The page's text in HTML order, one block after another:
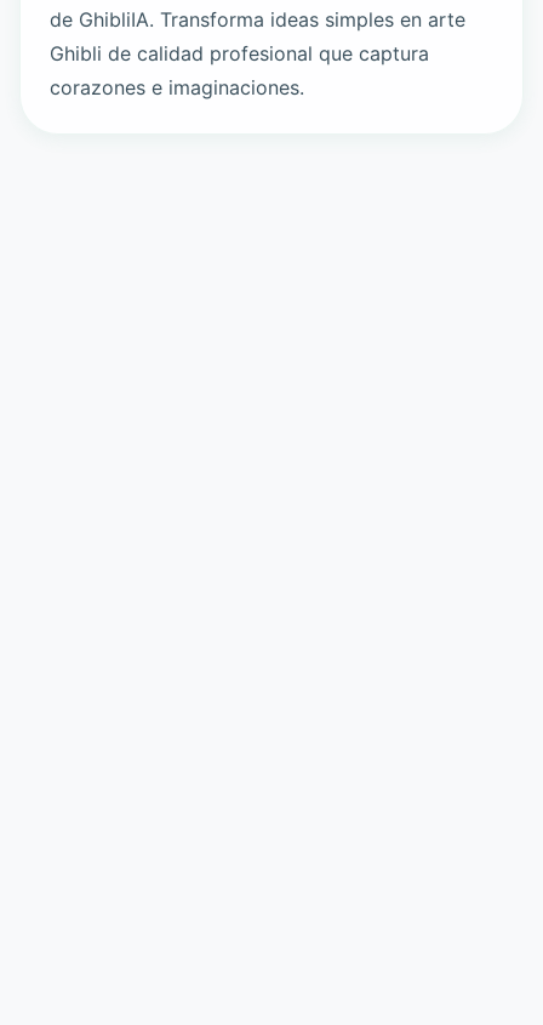
de GhibliIA. Transforma ideas simples en arte
Ghibli de calidad profesional que captura
corazones e imaginaciones.